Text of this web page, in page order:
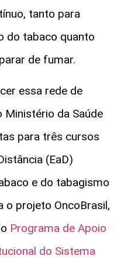
tanto para
do tabaco quanto
de fumar.
essa rede de
Ministério da Saúde
para três cursos
(EaD)
e do tabagismo
o projeto OncoBrasil,
Programa de Apoio
do Sistema